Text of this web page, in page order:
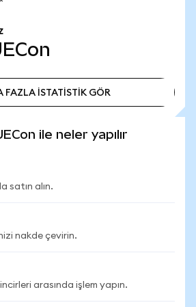
FAZLA İSTATİSTİK GÖR
ile neler yapılır
satın alın.
nakde çevirin.
arasında işlem yapın.